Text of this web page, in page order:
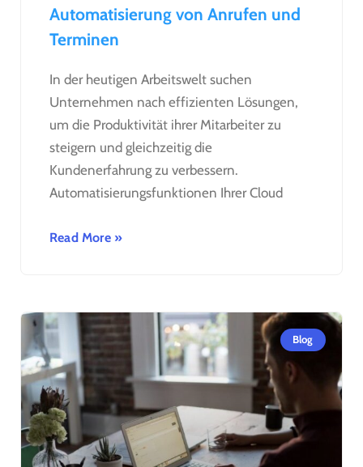
Automatisierung von Anrufen und
Terminen
In der heutigen Arbeitswelt suchen
Unternehmen nach effizienten Lösungen,
um die Produktivität ihrer Mitarbeiter zu
steigern und gleichzeitig die
Kundenerfahrung zu verbessern.
Automatisierungsfunktionen Ihrer Cloud
Read More »
Blog